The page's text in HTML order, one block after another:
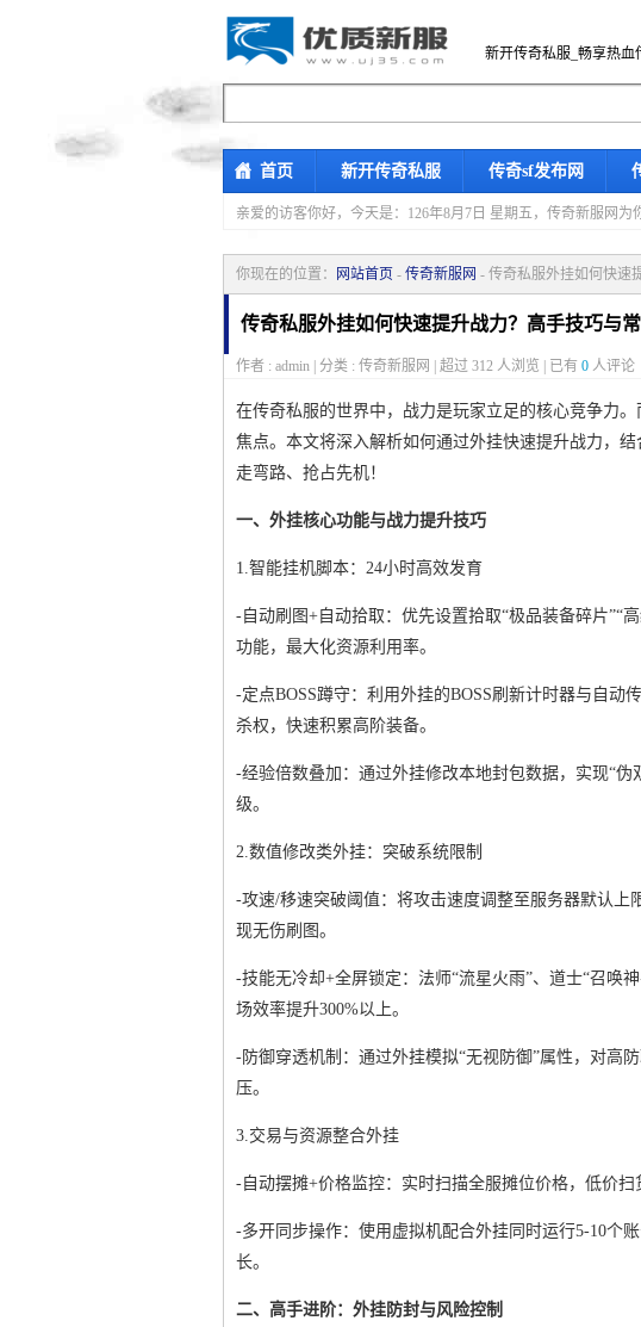
新开传奇私服_畅享热血
首页 新开传奇私服 传奇sf发布网
亲爱的访客你好， 今天是：126年8月7日 星期五，传奇新服网
你现在的位置： 网站首页 - 传奇新服网 - 传奇私服外挂如何快速
传奇私服外挂如何快速提升战力？高手技巧与常
作者 : admin | 分类 : 传奇新服网 | 超过 312 人浏览 | 已有 0 人评论
在传奇私服的世界中，战力是玩家立足的核心竞争力
焦点。本文将深入解析如何通过外挂快速提升战力，
走弯路、抢占先机！
一、外挂核心功能与战力提升技巧
1.智能挂机脚本：24小时高效发育
-自动刷图+自动拾取：优先设置拾取“极品装备碎片”“
功能，最大化资源利用率。
-定点BOSS蹲守：利用外挂的BOSS刷新计时器与自动
杀权，快速积累高阶装备。
-经验倍数叠加：通过外挂修改本地封包数据，实现“
级。
2.数值修改类外挂：突破系统限制
-攻速/移速突破阈值：将攻击速度调整至服务器默认上
现无伤刷图。
-技能无冷却+全屏锁定：法师“流星火雨”、道士“召唤
场效率提升300%以上。
-防御穿透机制：通过外挂模拟“无视防御”属性，对高
压。
3.交易与资源整合外挂
-自动摆摊+价格监控：实时扫描全服摊位价格，低价扫
-多开同步操作：使用虚拟机配合外挂同时运行5-10个
长。
二、高手进阶：外挂防封与风险控制